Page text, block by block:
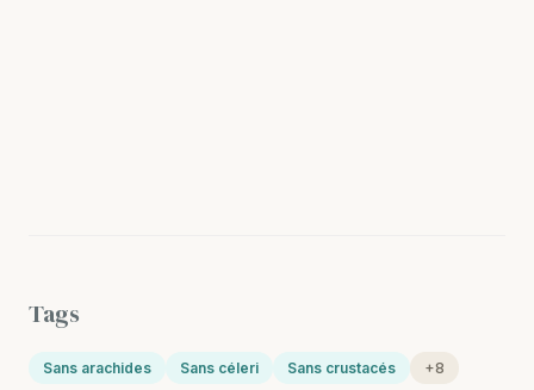
Tags
Sans arachides Sans céleri Sans crustacés +8